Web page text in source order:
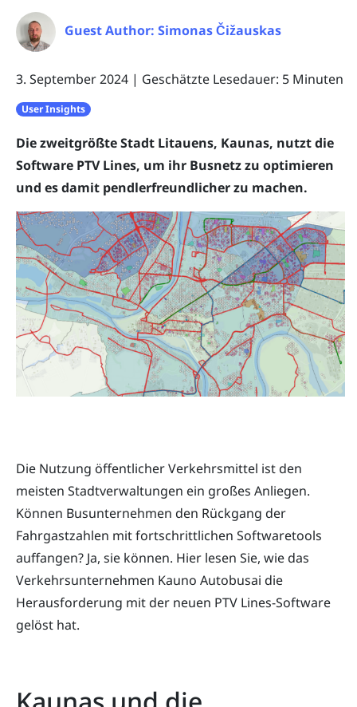
Guest Author: Simonas Čižauskas
3. September 2024 | Geschätzte Lesedauer: 5 Minuten
User Insights
Die zweitgrößte Stadt Litauens, Kaunas, nutzt die
Software PTV Lines, um ihr Busnetz zu optimieren
und es damit pendlerfreundlicher zu machen.
Die Nutzung öffentlicher Verkehrsmittel ist den
meisten Stadtverwaltungen ein großes Anliegen.
Können Busunternehmen den Rückgang der
Fahrgastzahlen mit fortschrittlichen Softwaretools
auffangen? Ja, sie können. Hier lesen Sie, wie das
Verkehrsunternehmen Kauno Autobusai die
Herausforderung mit der neuen PTV Lines-Software
gelöst hat.